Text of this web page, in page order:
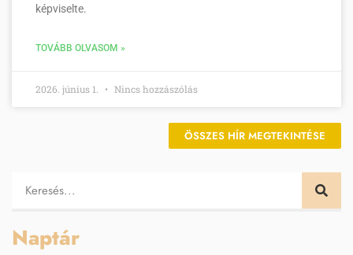
képviselte.
TOVÁBB OLVASOM »
2026. június 1. Nincs hozzászólás
ÖSSZES HÍR MEGTEKINTÉSE
Naptár